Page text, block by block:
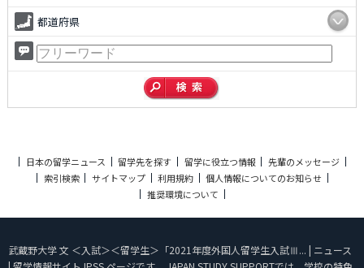
都道府県
日本の留学ニュース 留学先を探す 留学に役立つ情報
先輩のメッセージ
索引検索
サイトマップ 利用規約
個人情報についてのお知らせ
推奨環境について
武蔵野大学 文 ＜入試＞＜留学生＞「2021年度外国人留学生入試Ⅲ... | ニュース